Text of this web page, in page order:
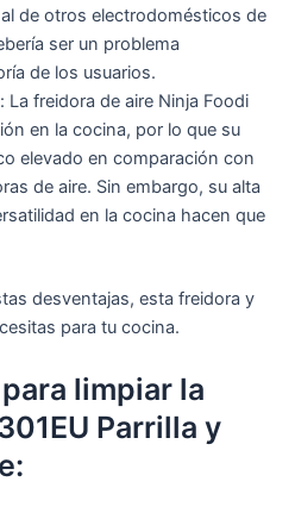
de otros electrodomésticos de
ser un problema
de los usuarios.
La freidora de aire Ninja Foodi
en la cocina, por lo que su
elevado en comparación con
de aire. Sin embargo, su alta
en la cocina hacen que
desventajas, esta freidora y
para tu cocina.
limpiar la
Parrilla y